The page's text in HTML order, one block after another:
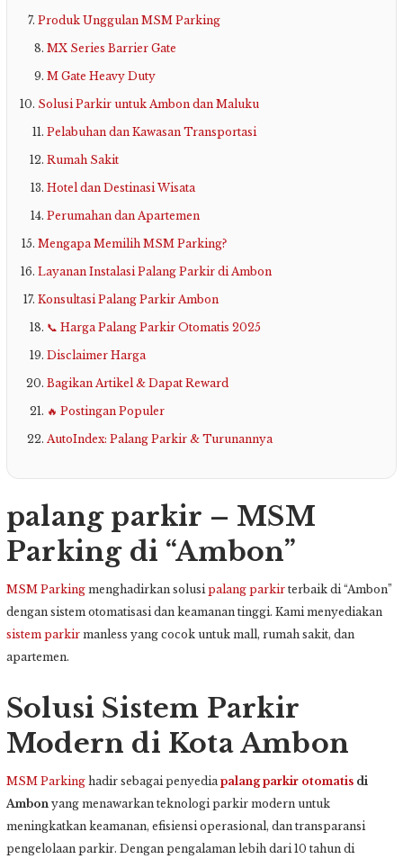
Produk Unggulan MSM Parking
MX Series Barrier Gate
M Gate Heavy Duty
Solusi Parkir untuk Ambon dan Maluku
Pelabuhan dan Kawasan Transportasi
Rumah Sakit
Hotel dan Destinasi Wisata
Perumahan dan Apartemen
Mengapa Memilih MSM Parking?
Layanan Instalasi Palang Parkir di Ambon
Konsultasi Palang Parkir Ambon
📞 Harga Palang Parkir Otomatis 2025
Disclaimer Harga
Bagikan Artikel & Dapat Reward
🔥 Postingan Populer
AutoIndex: Palang Parkir & Turunannya
palang parkir – MSM
Parking di “Ambon”
MSM Parking menghadirkan solusi palang parkir terbaik di “Ambon”
dengan sistem otomatisasi dan keamanan tinggi. Kami menyediakan
sistem parkir manless yang cocok untuk mall, rumah sakit, dan
apartemen.
Solusi Sistem Parkir
Modern di Kota Ambon
MSM Parking hadir sebagai penyedia palang parkir otomatis di
Ambon yang menawarkan teknologi parkir modern untuk
meningkatkan keamanan, efisiensi operasional, dan transparansi
pengelolaan parkir. Dengan pengalaman lebih dari 10 tahun di